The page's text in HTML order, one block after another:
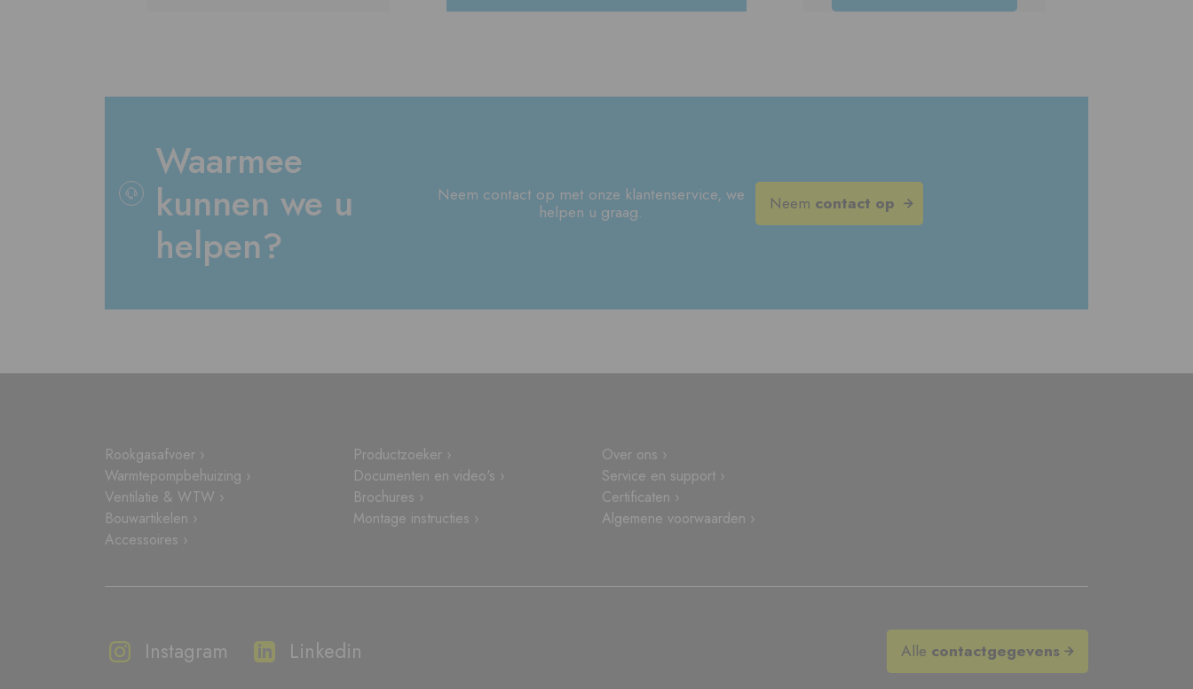
Waarmee
kunnen we u
helpen?
Neem contact op met onze klantenservice, we
helpen u graag. Neem contact op
Rookgasafvoer ›
Warmtepompbehuizing ›
Ventilatie & WTW ›
Bouwartikelen ›
Accessoires ›
Productzoeker ›
Documenten en video's ›
Brochures ›
Montage instructies ›
Over ons ›
Service en support ›
Certificaten ›
Algemene voorwaarden ›
Instagram Linkedin Alle contactgegevens